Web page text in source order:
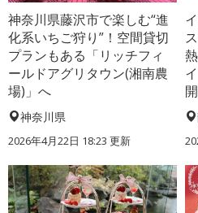
神奈川県藤沢市で楽しむ“進
化系いちご狩り”！空間貸切
プランもある「リッチフィ
ールドアグリタウン(湘南農
場)」へ
神奈川県
2026年4月22日 18:23 更新